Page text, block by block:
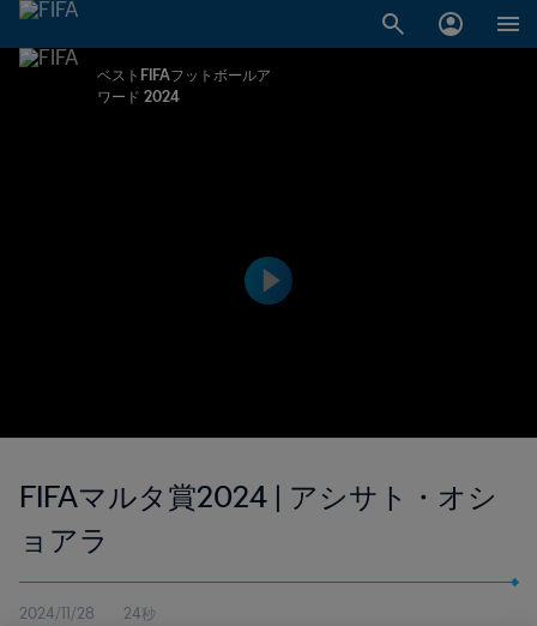
ベストFIFAフットボールア
ワード 2024
FIFAマルタ賞2024 | アシサト・オシ
ョアラ
2024/11/28 24秒